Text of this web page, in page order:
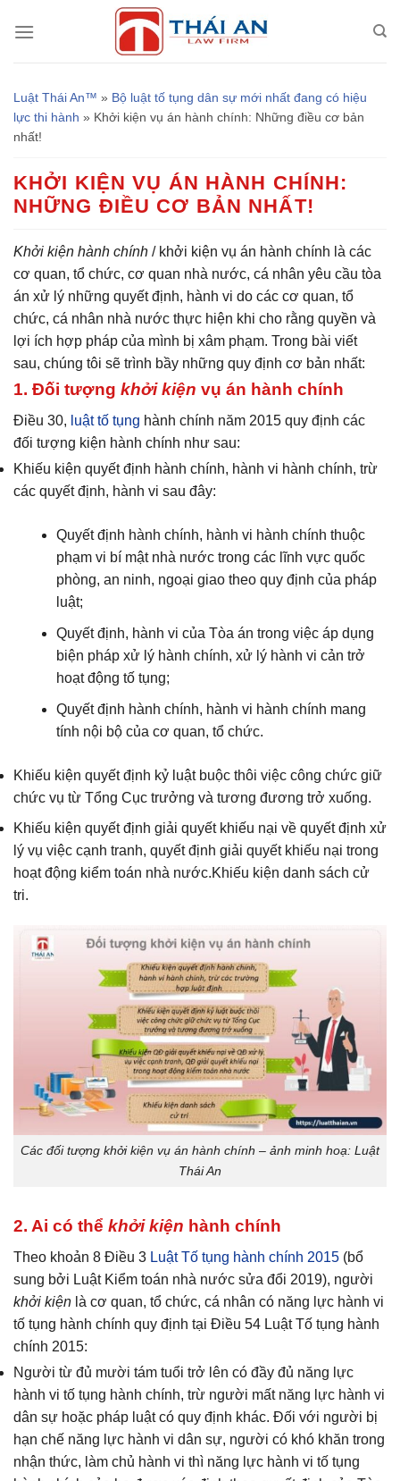
đến
Luật Thái An™ » Bộ luật tố tụng dân sự mới nhất đang có hiệu
lực thi hành » Khởi kiện vụ án hành chính: Những điều cơ bản
nhất!
KHỞI KIỆN VỤ ÁN HÀNH CHÍNH:
NHỮNG ĐIỀU CƠ BẢN NHẤT!
Khởi kiện hành chính / khởi kiện vụ án hành chính là các
cơ quan, tổ chức, cơ quan nhà nước, cá nhân yêu cầu tòa
án xử lý những quyết định, hành vi do các cơ quan, tổ
chức, cá nhân nhà nước thực hiện khi cho rằng quyền và
lợi ích hợp pháp của mình bị xâm phạm. Trong bài viết
sau, chúng tôi sẽ trình bầy những quy định cơ bản nhất:
1. Đối tượng khởi kiện vụ án hành chính
Điều 30, luật tố tụng hành chính năm 2015 quy định các
đối tượng kiện hành chính như sau:
Khiếu kiện quyết định hành chính, hành vi hành chính, trừ
các quyết định, hành vi sau đây:
Quyết định hành chính, hành vi hành chính thuộc
phạm vi bí mật nhà nước trong các lĩnh vực quốc
phòng, an ninh, ngoại giao theo quy định của pháp
luật;
Quyết định, hành vi của Tòa án trong việc áp dụng
biện pháp xử lý hành chính, xử lý hành vi cản trở
hoạt động tố tụng;
Quyết định hành chính, hành vi hành chính mang
tính nội bộ của cơ quan, tổ chức.
Khiếu kiện quyết định kỷ luật buộc thôi việc công chức giữ
chức vụ từ Tổng Cục trưởng và tương đương trở xuống.
Khiếu kiện quyết định giải quyết khiếu nại về quyết định xử
lý vụ việc cạnh tranh, quyết định giải quyết khiếu nại trong
hoạt động kiểm toán nhà nước.Khiếu kiện danh sách cử
tri.
Các đối tượng khởi kiện vụ án hành chính – ảnh minh hoạ: Luật
Thái An
2. Ai có thể khởi kiện hành chính
Theo khoản 8 Điều 3 Luật Tố tụng hành chính 2015 (bổ
sung bởi Luật Kiểm toán nhà nước sửa đổi 2019), người
khởi kiện là cơ quan, tổ chức, cá nhân có năng lực hành vi
tố tụng hành chính quy định tại Điều 54 Luật Tố tụng hành
chính 2015:
Người từ đủ mười tám tuổi trở lên có đầy đủ năng lực
hành vi tố tụng hành chính, trừ người mất năng lực hành vi
dân sự hoặc pháp luật có quy định khác. Đối với người bị
hạn chế năng lực hành vi dân sự, người có khó khăn trong
nhận thức, làm chủ hành vi thì năng lực hành vi tố tụng